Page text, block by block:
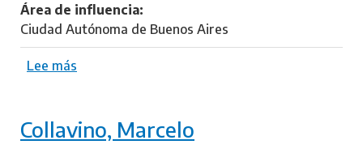
n
a
M
a
Área de influencia
Ciudad Autónoma de Buenos Aires
Lee más
r
e
Collavino, Marcelo